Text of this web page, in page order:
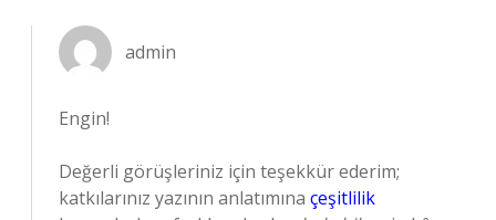
admin
Engin!
Değerli görüşleriniz için teşekkür ederim;
katkılarınız yazının anlatımına çeşitlilik